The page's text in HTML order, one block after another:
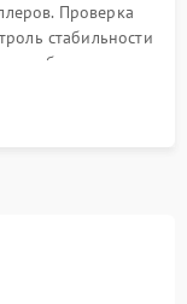
Проверка
стабильности
работы системы